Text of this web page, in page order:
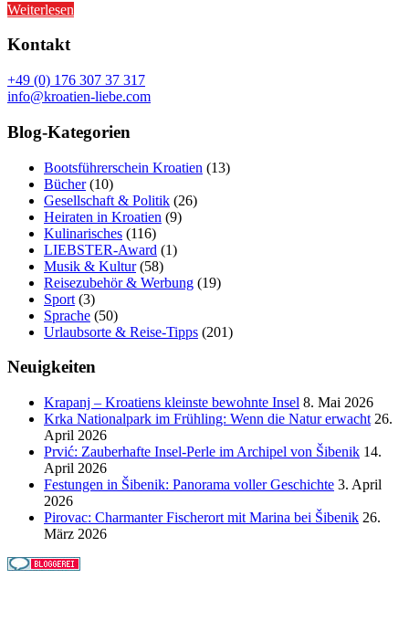
Weiterlesen
Kontakt
+49 (0) 176 307 37 317
info@kroatien-liebe.com
Blog-Kategorien
Bootsführerschein Kroatien (13)
Bücher(10)
Gesellschaft & Politik (26)
Heiraten in Kroatien (9)
Kulinarisches (116)
LIEBSTER-Award (1)
Musik & Kultur(58)
Reisezubehör & Werbung (19)
Sport (3)
Sprache (50)
Urlaubsorte & Reise-Tipps (201)
Neuigkeiten
Krapanj – Kroatiens kleinste bewohnte Insel 8. Mai 2026
Krka Nationalpark im Frühling: Wenn die Natur erwacht 26.
April 2026
Prvić: Zauberhafte Insel-Perle im Archipel von Šibenik 14.
April 2026
Festungen in Šibenik: Panorama voller Geschichte 3. April
2026
Pirovac: Charmanter Fischerort mit Marina bei Šibenik 26.
März 2026